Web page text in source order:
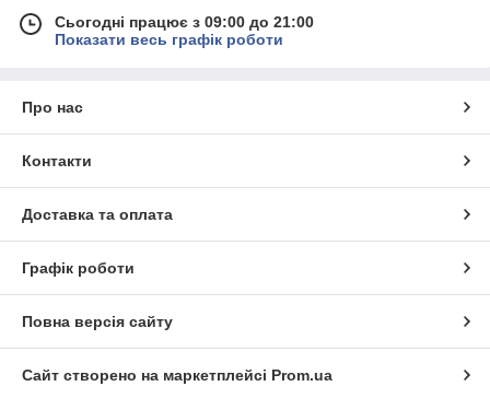
Сьогодні працює з 09:00 до 21:00
Показати весь графік роботи
Про нас
Контакти
Доставка та оплата
Графік роботи
Повна версія сайту
Сайт створено на маркетплейсі Prom.ua